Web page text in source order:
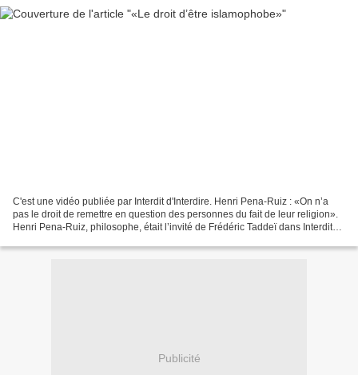
C'est une vidéo publiée par Interdit d'Interdire. Henri Pena-Ruiz : «On n’a
pas le droit de remettre en question des personnes du fait de leur religion».
Henri Pena-Ruiz, philosophe, était l’invité de Frédéric Taddeï dans Interdit
Publicité